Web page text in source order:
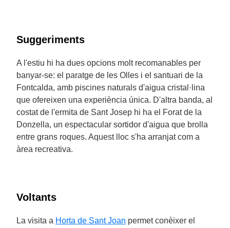
Suggeriments
A l'estiu hi ha dues opcions molt recomanables per
banyar-se: el paratge de les Olles i el santuari de la
Fontcalda, amb piscines naturals d'aigua cristal·lina
que ofereixen una experiència única. D'altra banda, al
costat de l'ermita de Sant Josep hi ha el Forat de la
Donzella, un espectacular sortidor d'aigua que brolla
entre grans roques. Aquest lloc s'ha arranjat com a
àrea recreativa.
Voltants
La visita a Horta de Sant Joan permet conèixer el